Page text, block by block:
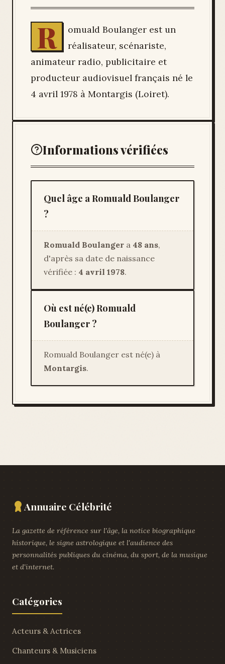
R
omuald Boulanger est un
réalisateur, scénariste,
animateur radio, publicitaire et
producteur audiovisuel français né le
4 avril 1978 à Montargis (Loiret).
Informations vérifiées
Quel âge a Romuald Boulanger
?
Romuald Boulanger a 48 ans,
d'après sa date de naissance
vérifiée : 4 avril 1978.
Où est né(e) Romuald
Boulanger ?
Romuald Boulanger est né(e) à
Montargis.
Annuaire Célébrité
La gazette de référence sur l'âge, la notice biographique
historique, le signe astrologique et l'audience des
personnalités publiques du cinéma, du sport, de la musique
et d'internet.
Catégories
Acteurs & Actrices
Chanteurs & Musiciens